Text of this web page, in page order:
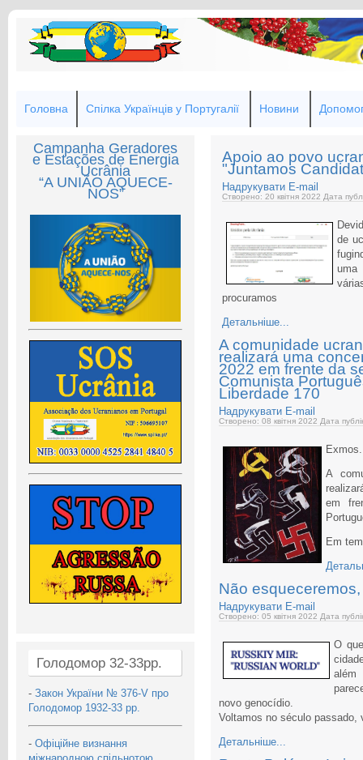
Головна Спілка Українців у Португалії Новини
Campanha Geradores
e Estações de Energia
Ucrânia
“A UNIÃO AQUECE-
NOS”
Голодомор 32-33рр.
- Закон України № 376-V про
Голодомор 1932-33 рр.
- Офіційне визнання
Apoio ao povo
"Juntamos
Надрукувати E-mail
Створено: 20 квітня 2022 Дата
de
uma
procuramos
Детальніше...
A comunidade
realizará uma
2022 em frente da
Comunista
Liberdade 170
Надрукувати E-mail
Створено: 08 квітня 2022 Дата
A
em
Em
Não
Надрукувати E-mail
Створено: 05 квітня 2022 Дата
O
além
novo genocídio.
Voltamos no século passado,
Детальніше...